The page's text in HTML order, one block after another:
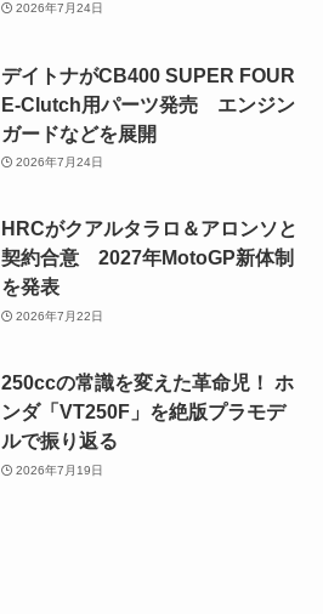
2026年7月24日
デイトナがCB400 SUPER FOUR
E-Clutch用パーツ発売 エンジン
ガードなどを展開
2026年7月24日
HRCがクアルタラロ＆アロンソと
契約合意 2027年MotoGP新体制
を発表
2026年7月22日
250ccの常識を変えた革命児！ ホ
ンダ「VT250F」を絶版プラモデ
ルで振り返る
2026年7月19日